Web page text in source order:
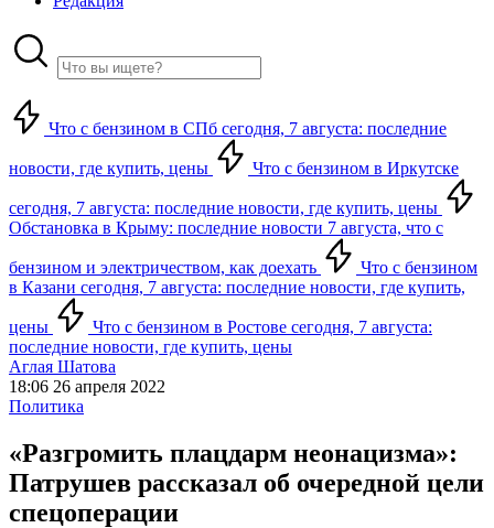
Что с бензином в СПб сегодня, 7 августа: последние
новости, где купить, цены Что с бензином в Иркутске
сегодня, 7 августа: последние новости, где купить, цены
Обстановка в Крыму: последние новости 7 августа, что с
бензином и электричеством, как доехать
Что с бензином
в Казани сегодня, 7 августа: последние новости, где купить,
цены
Что с бензином в Ростове сегодня, 7 августа:
последние новости, где купить, цены
Аглая Шатова
18:06 26 апреля 2022
Политика
«Разгромить плацдарм неонацизма»:
Патрушев рассказал об очередной цели
спецоперации